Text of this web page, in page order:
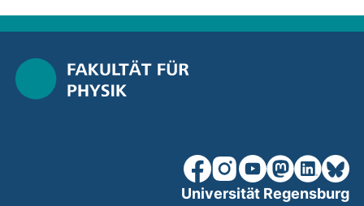
unsere Facebook-Seite
unsere Instagram-
unsere YouTube-
unsereunsere
Universität Regensburg